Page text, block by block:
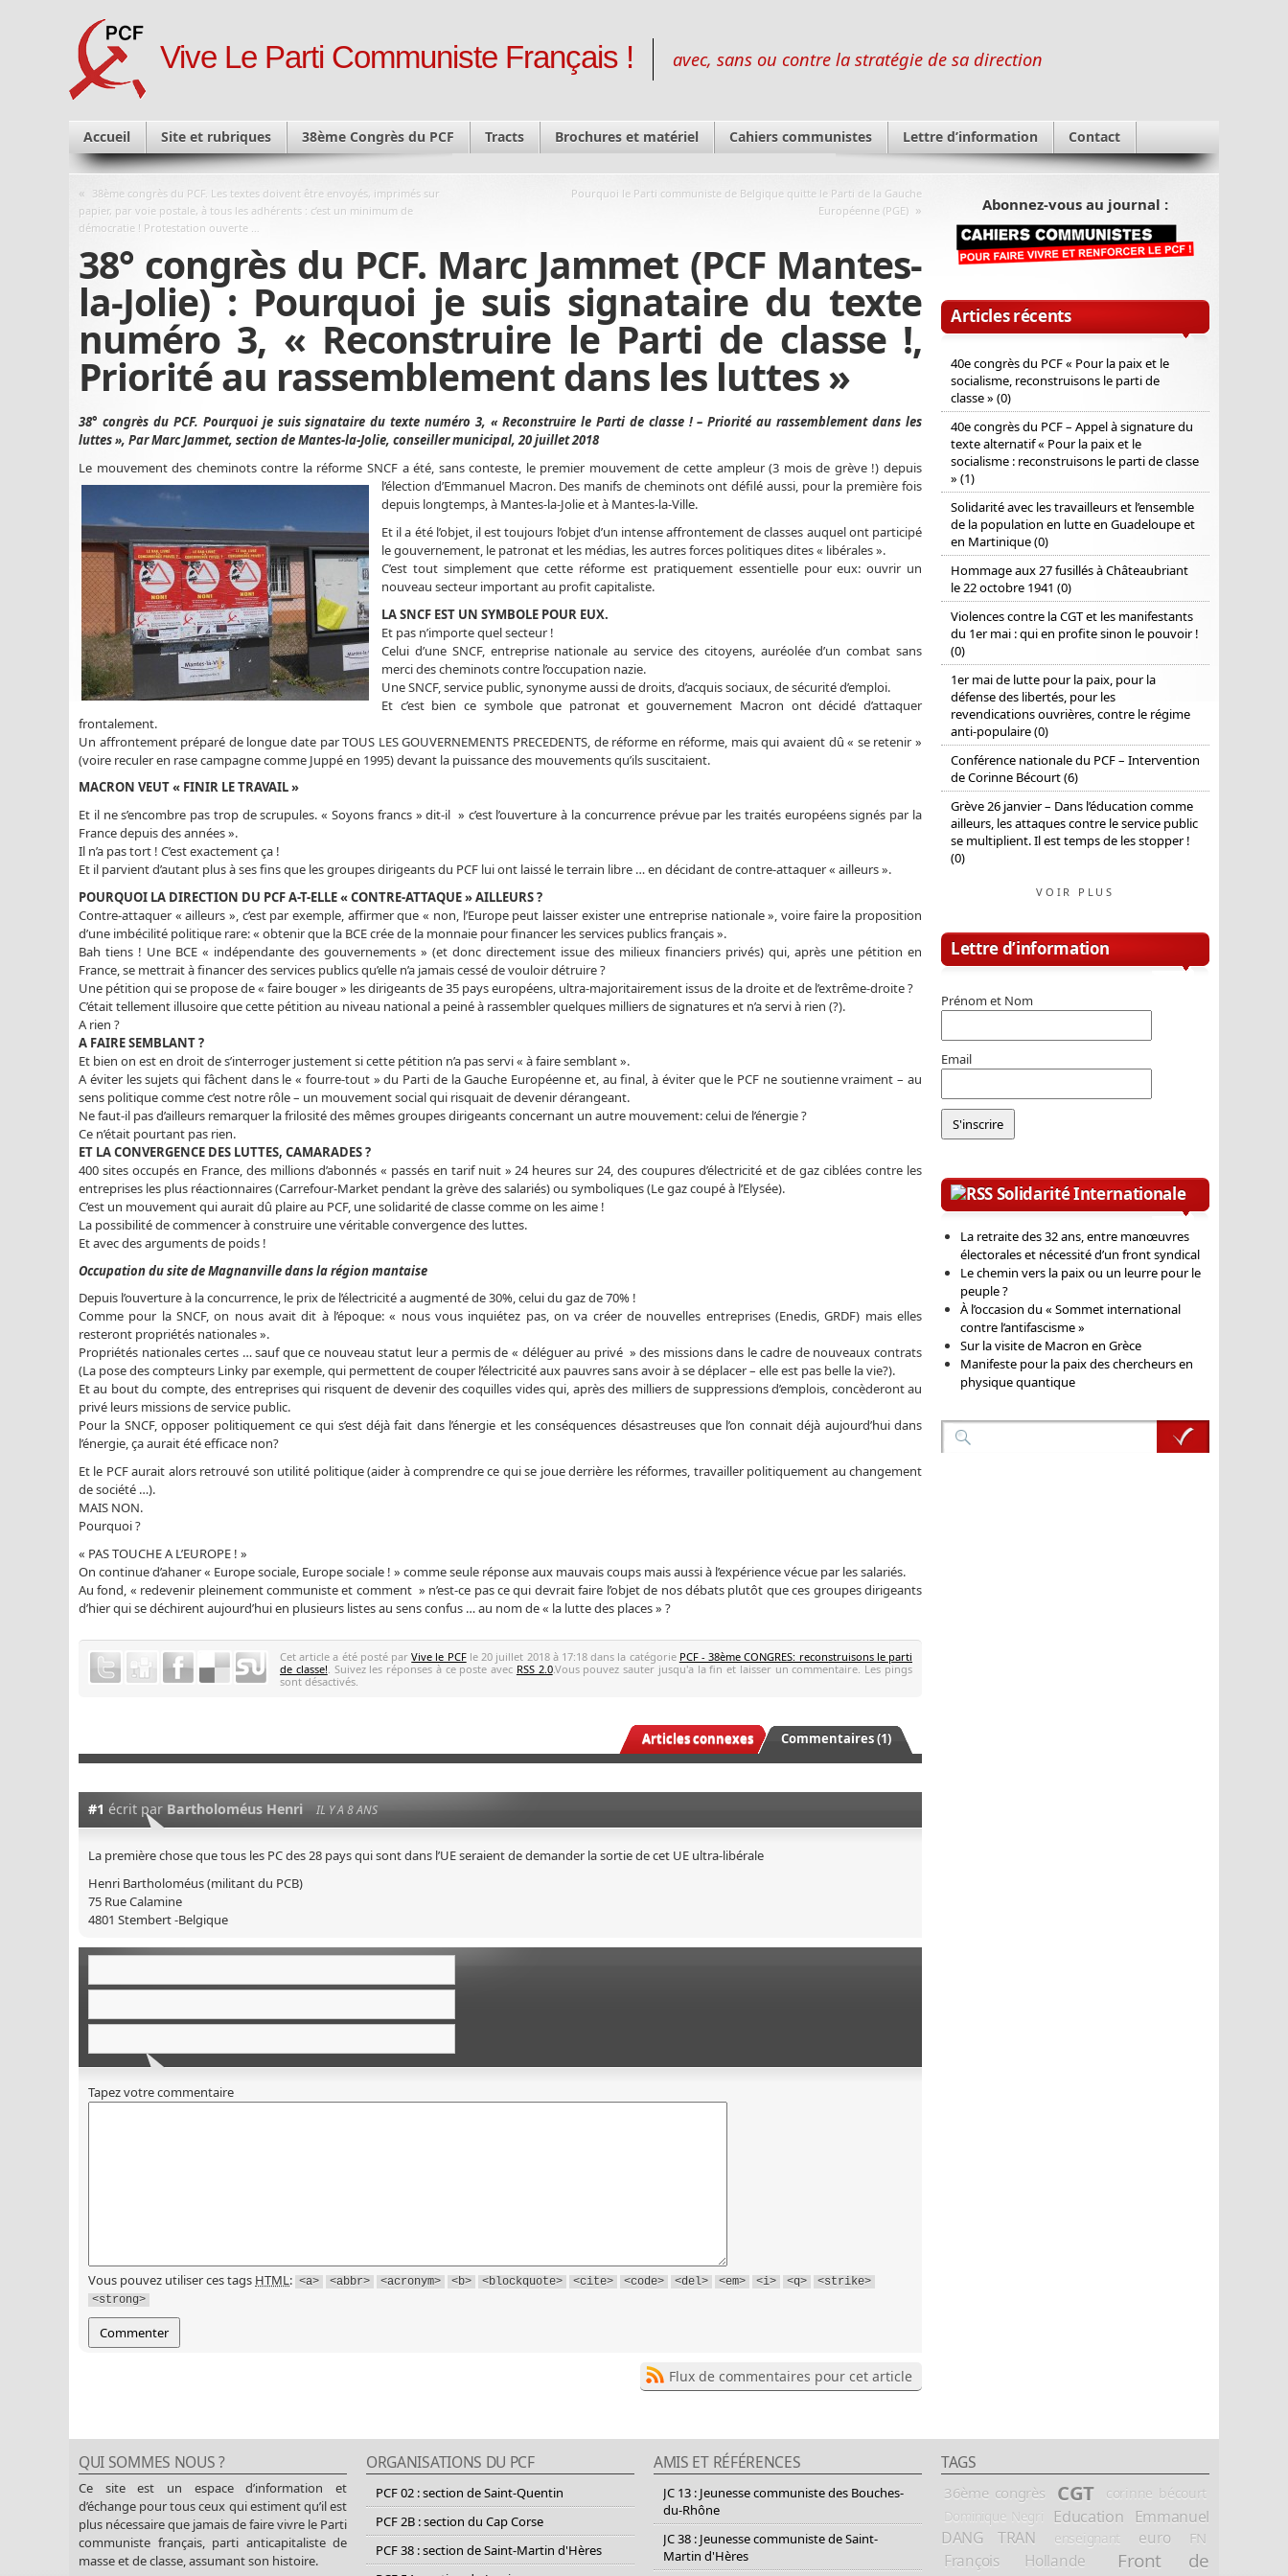
Vive Le Parti Communiste Français ! avec, sans ou contre la stratégie de sa direction
Accueil Site et rubriques 38ème Congrès du PCF Tracts Brochures et matériel Cahiers communistes Lettre d’information Contact
« 38ème congrès du PCF. Les textes doivent être envoyés, imprimés sur
papier, par voie postale, à tous les adhérents : c’est un minimum de
démocratie ! Protestation ouverte …
Pourquoi le Parti communiste de Belgique quitte le Parti de la Gauche
Européenne (PGE) »
38° congrès du PCF. Marc Jammet (PCF Mantes-
la-Jolie) : Pourquoi je suis signataire du texte
numéro 3, « Reconstruire le Parti de classe !,
Priorité au rassemblement dans les luttes »
38° congrès du PCF. Pourquoi je suis signataire du texte numéro 3, « Reconstruire le Parti de classe ! – Priorité au rassemblement dans les
luttes », Par Marc Jammet, section de Mantes-la-Jolie, conseiller municipal, 20 juillet 2018
Le mouvement des cheminots contre la réforme SNCF a été, sans conteste, le premier mouvement de cette ampleur (3 mois de grève !) depuis
l’élection d’Emmanuel Macron. Des manifs de cheminots ont défilé aussi, pour la première fois
depuis longtemps, à Mantes-la-Jolie et à Mantes-la-Ville.
Et il a été l’objet, il est toujours l’objet d’un intense affrontement de classes auquel ont participé
le gouvernement, le patronat et les médias, les autres forces politiques dites « libérales ».
C’est tout simplement que cette réforme est pratiquement essentielle pour eux: ouvrir un
nouveau secteur important au profit capitaliste.
LA SNCF EST UN SYMBOLE POUR EUX.
Et pas n’importe quel secteur !
Celui d’une SNCF, entreprise nationale au service des citoyens, auréolée d’un combat sans
merci des cheminots contre l’occupation nazie.
Une SNCF, service public, synonyme aussi de droits, d’acquis sociaux, de sécurité d’emploi.
Et c’est bien ce symbole que patronat et gouvernement Macron ont décidé d’attaquer
frontalement.
Un affrontement préparé de longue date par TOUS LES GOUVERNEMENTS PRECEDENTS, de réforme en réforme, mais qui avaient dû « se retenir »
(voire reculer en rase campagne comme Juppé en 1995) devant la puissance des mouvements qu’ils suscitaient.
MACRON VEUT « FINIR LE TRAVAIL »
Et il ne s’encombre pas trop de scrupules. « Soyons francs » dit-il » c’est l’ouverture à la concurrence prévue par les traités européens signés par la
France depuis des années ».
Il n’a pas tort ! C’est exactement ça !
Et il parvient d’autant plus à ses fins que les groupes dirigeants du PCF lui ont laissé le terrain libre … en décidant de contre-attaquer « ailleurs ».
POURQUOI LA DIRECTION DU PCF A-T-ELLE « CONTRE-ATTAQUE » AILLEURS ?
Contre-attaquer « ailleurs », c’est par exemple, affirmer que « non, l’Europe peut laisser exister une entreprise nationale », voire faire la proposition
d’une imbécilité politique rare: « obtenir que la BCE crée de la monnaie pour financer les services publics français ».
Bah tiens ! Une BCE « indépendante des gouvernements » (et donc directement issue des milieux financiers privés) qui, après une pétition en
France, se mettrait à financer des services publics qu’elle n’a jamais cessé de vouloir détruire ?
Une pétition qui se propose de « faire bouger » les dirigeants de 35 pays européens, ultra-majoritairement issus de la droite et de l’extrême-droite ?
C’était tellement illusoire que cette pétition au niveau national a peiné à rassembler quelques milliers de signatures et n’a servi à rien (?).
A rien ?
A FAIRE SEMBLANT ?
Et bien on est en droit de s’interroger justement si cette pétition n’a pas servi « à faire semblant ».
A éviter les sujets qui fâchent dans le « fourre-tout » du Parti de la Gauche Européenne et, au final, à éviter que le PCF ne soutienne vraiment – au
sens politique comme c’est notre rôle – un mouvement social qui risquait de devenir dérangeant.
Ne faut-il pas d’ailleurs remarquer la frilosité des mêmes groupes dirigeants concernant un autre mouvement: celui de l’énergie ?
Ce n’était pourtant pas rien.
ET LA CONVERGENCE DES LUTTES, CAMARADES ?
400 sites occupés en France, des millions d’abonnés « passés en tarif nuit » 24 heures sur 24, des coupures d’électricité et de gaz ciblées contre les
entreprises les plus réactionnaires (Carrefour-Market pendant la grève des salariés) ou symboliques (Le gaz coupé à l’Elysée).
C’est un mouvement qui aurait dû plaire au PCF, une solidarité de classe comme on les aime !
La possibilité de commencer à construire une véritable convergence des luttes.
Et avec des arguments de poids !
Occupation du site de Magnanville dans la région mantaise
Depuis l’ouverture à la concurrence, le prix de l’électricité a augmenté de 30%, celui du gaz de 70% !
Comme pour la SNCF, on nous avait dit à l’époque: « nous vous inquiétez pas, on va créer de nouvelles entreprises (Enedis, GRDF) mais elles
resteront propriétés nationales ».
Propriétés nationales certes … sauf que ce nouveau statut leur a permis de « déléguer au privé » des missions dans le cadre de nouveaux contrats
(La pose des compteurs Linky par exemple, qui permettent de couper l’électricité aux pauvres sans avoir à se déplacer – elle est pas belle la vie?).
Et au bout du compte, des entreprises qui risquent de devenir des coquilles vides qui, après des milliers de suppressions d’emplois, concèderont au
privé leurs missions de service public.
Pour la SNCF, opposer politiquement ce qui s’est déjà fait dans l’énergie et les conséquences désastreuses que l’on connait déjà aujourd’hui dans
l’énergie, ça aurait été efficace non?
Et le PCF aurait alors retrouvé son utilité politique (aider à comprendre ce qui se joue derrière les réformes, travailler politiquement au changement
de société …).
MAIS NON.
Pourquoi ?
« PAS TOUCHE A L’EUROPE ! »
On continue d’ahaner « Europe sociale, Europe sociale ! » comme seule réponse aux mauvais coups mais aussi à l’expérience vécue par les salariés.
Au fond, « redevenir pleinement communiste et comment » n’est-ce pas ce qui devrait faire l’objet de nos débats plutôt que ces groupes dirigeants
d’hier qui se déchirent aujourd’hui en plusieurs listes au sens confus … au nom de « la lutte des places » ?
Cet article a été posté parVive le PCFle 20 juillet 2018 à 17:18 dans la catégorie PCF - 38ème CONGRES: reconstruisons le parti
de classe! . Suivez les réponses à ce poste avec RSS 2.0.Vous pouvez sauter jusqu'a la fin et laisser un commentaire. Les pings
sont désactivés.
Commentaires (1)
Articles connexes
#1 écrit par Bartholoméus Henri IL Y A 8 ANS
La première chose que tous les PC des 28 pays qui sont dans l’UE seraient de demander la sortie de cet UE ultra-libérale
Henri Bartholoméus (militant du PCB)
75 Rue Calamine
4801 Stembert -Belgique
Tapez votre commentaire
Vous pouvez utiliser ces tags HTML: <a> <abbr> <acronym> <b> <blockquote> <cite> <code> <del> <em> <i> <q>
<strike>
<strong>
Flux de commentaires pour cet article
Abonnez-vous au journal :
Articles récents
40e congrès du PCF « Pour la paix et le
socialisme, reconstruisons le parti de
classe » (0)
40e congrès du PCF – Appel à signature du
texte alternatif « Pour la paix et le
socialisme : reconstruisons le parti de classe
» (1)
Solidarité avec les travailleurs et l’ensemble
de la population en lutte en Guadeloupe et
en Martinique (0)
Hommage aux 27 fusillés à Châteaubriant
le 22 octobre 1941 (0)
Violences contre la CGT et les manifestants
du 1er mai : qui en profite sinon le pouvoir !
(0)
1er mai de lutte pour la paix, pour la
défense des libertés, pour les
revendications ouvrières, contre le régime
anti-populaire (0)
Conférence nationale du PCF – Intervention
de Corinne Bécourt (6)
Grève 26 janvier – Dans l’éducation comme
ailleurs, les attaques contre le service public
se multiplient. Il est temps de les stopper !
(0)
VOIR PLUS
Lettre d’information
Prénom et Nom
Email
Solidarité Internationale
La retraite des 32 ans, entre manœuvres
électorales et nécessité d’un front syndical
Le chemin vers la paix ou un leurre pour le
peuple ?
À l’occasion du « Sommet international
contre l’antifascisme »
Sur la visite de Macron en Grèce
Manifeste pour la paix des chercheurs en
physique quantique
QUI SOMMES NOUS ?
Ce site est un espace d’information et
d’échange pour tous ceux qui estiment qu’il est
plus nécessaire que jamais de faire vivre le Parti
communiste français, parti anticapitaliste de
masse et de classe, assumant son histoire.
ORGANISATIONS DU PCF
PCF 02 : section de Saint-Quentin
PCF 2B : section du Cap Corse
PCF 38 : section de Saint-Martin d'Hères
AMIS ET RÉFÉRENCES
JC 13 : Jeunesse communiste des Bouches-
du-Rhône
JC 38 : Jeunesse communiste de Saint-
Martin d'Hères
TAGS
36ème congrès CGT corinne bécourt
Dominique Negri Education
Emmanuel
DANG TRAN
enseignant euro FN
François Hollande
Front de